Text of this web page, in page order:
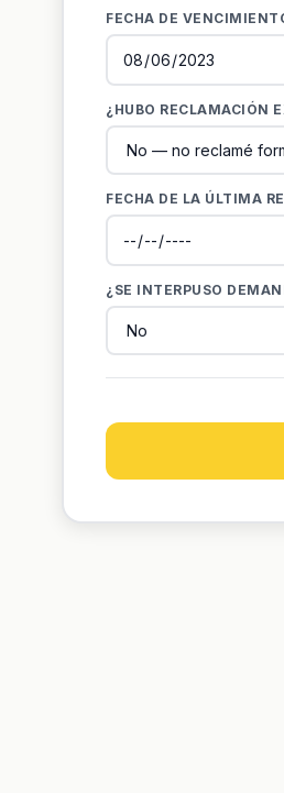
FECHA DE
¿HUBO RECLAMACIÓN
FECHA DE LA ÚLTIMA
¿SE INTERPUSO